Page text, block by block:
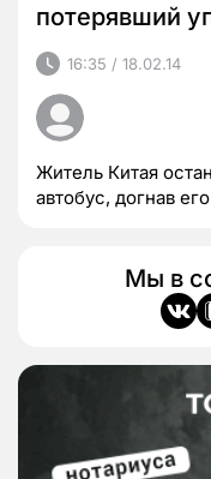
потерявший
16:35 / 18.02.14
Житель Китая
автобус, догнав
Мы в